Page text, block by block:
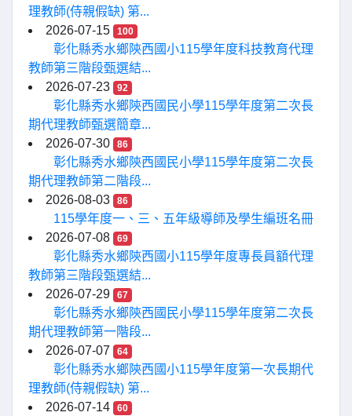
理教師(侍親假缺) 第...
2026-07-15
100
彰化縣秀水鄉陝西國小115學年度科技教育代理
教師第三階段甄選結...
2026-07-23
92
彰化縣秀水鄉陝西國民小學115學年度第二次長
期代理教師甄選簡章...
2026-07-30
86
彰化縣秀水鄉陝西國民小學115學年度第二次長
期代理教師第二階段...
2026-08-03
86
115學年度一、三、五年級導師及學生編班名冊
2026-07-08
69
彰化縣秀水鄉陝西國小115學年度專長員額代理
教師第三階段甄選結...
2026-07-29
67
彰化縣秀水鄉陝西國民小學115學年度第二次長
期代理教師第一階段...
2026-07-07
64
彰化縣秀水鄉陝西國小115學年度第一次長期代
理教師(侍親假缺) 第...
2026-07-14
60